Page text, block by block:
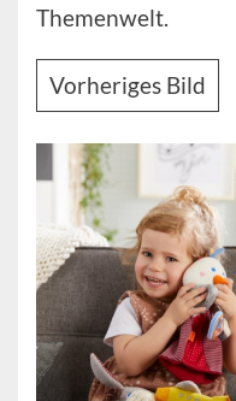
Themenwelt.
Vorheriges Bild